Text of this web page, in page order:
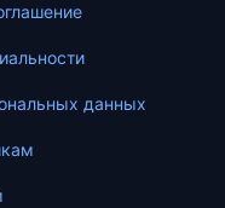
данных